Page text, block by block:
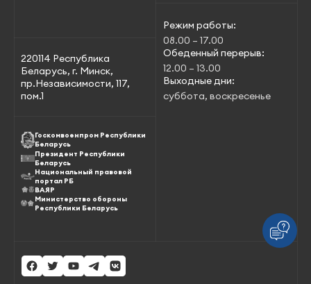
Режим работы:
08.00 – 17.00
Обеденный перерыв:
12.00 – 13.00
Выходные дни:
суббота, воскресенье
Госкомвоенпром Республики
Беларусь
Президент Республики
Беларусь
Национальный правовой
портал РБ
ВАЯР
Министерство обороны
Республики Беларусь
220114 Республика
Беларусь, г. Минск,
пр.Независимости, 117,
пом.1